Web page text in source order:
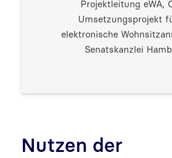
Projektleitung eWA,
Umsetzungsprojekt
elektronische
Senatskanzlei
Nutzen der